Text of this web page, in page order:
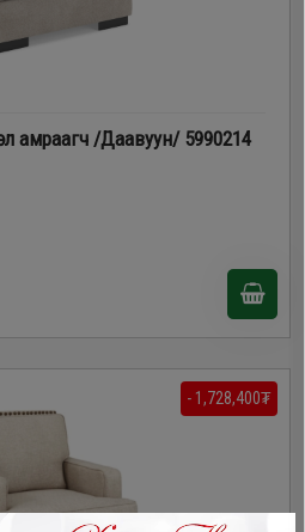
амраагч /Даавуун/ 5990214
- 1,728,400₮